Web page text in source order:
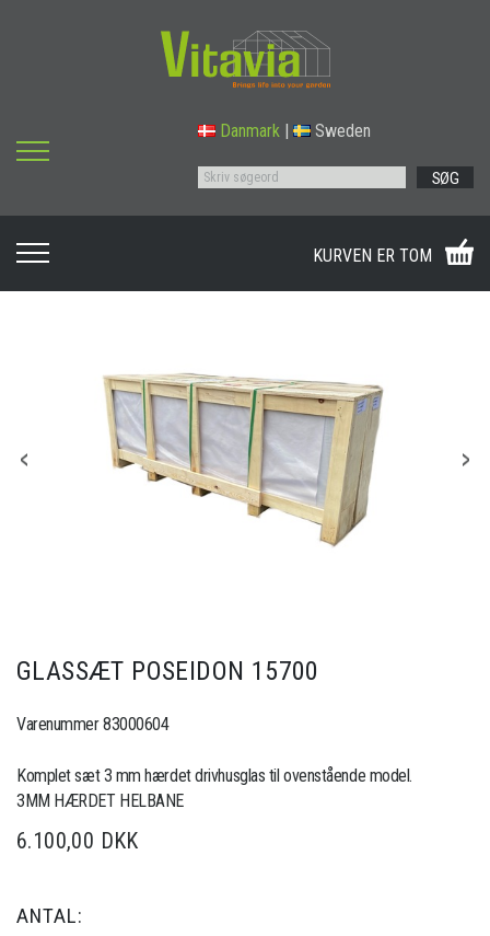
Danmark Sweden
SØG
KURVEN ER TOM
GLASSÆT POSEIDON 15700
Varenummer 83000604
Komplet sæt 3 mm hærdet drivhusglas til ovenstående model.
3MM HÆRDET HELBANE
6.100,00 DKK
ANTAL: